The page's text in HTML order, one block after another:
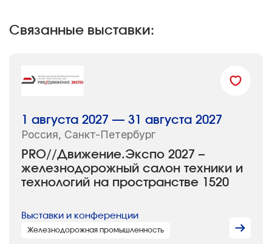
Связанные выставки:
PRO//Движение.Экспо 2027 –
железнодорожный салон техники и
технологий на пространстве 1520
1 августа 2027 — 31 августа 2027
Россия, Санкт-Петербург
Выставки и конференции
Железнодорожная промышленность